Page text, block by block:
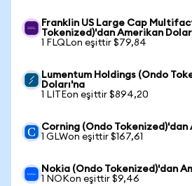
Franklin US Large Cap
Tokenized)'dan Amerikan
1 FLQLon eşittir $79,84
Lumentum Holdings (Ondo
Doları'na
1 LITEon eşittir $894,20
Corning (Ondo Tokenized)'dan
1 GLWon eşittir $167,61
Nokia (Ondo Tokenized)'dan
1 NOKon eşittir $9,46